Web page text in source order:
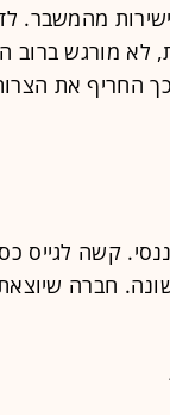
מהמשבר.
לא מורגש ברוב
החריף את
קשה לגייס
חברה שיוצאת